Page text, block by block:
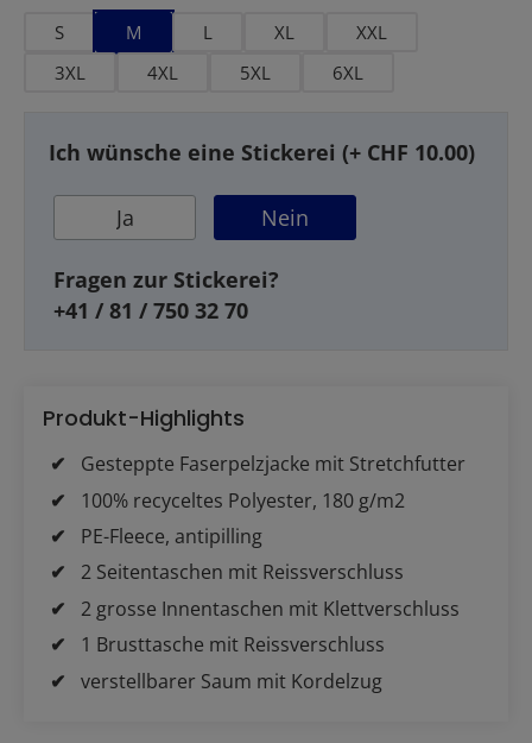
S M L XL
XXL
3XL
4XL 5XL 6XL
Ich wünsche eine Stickerei (+ CHF 10.00)
Ja Nein
Fragen zur Stickerei?
+41 / 81 / 750 32 70
Produkt-Highlights
Gesteppte Faserpelzjacke mit Stretchfutter
100% recyceltes Polyester, 180 g/m2
PE-Fleece, antipilling
2 Seitentaschen mit Reissverschluss
2 grosse Innentaschen mit Klettverschluss
1 Brusttasche mit Reissverschluss
verstellbarer Saum mit Kordelzug